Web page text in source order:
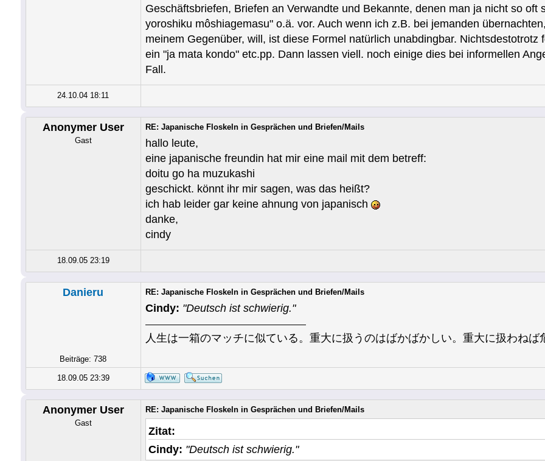
Geschäftsbriefen, Briefen an Verwandte und Bekannte, denen man ja nicht so
yoroshiku môshiagemasu" o.ä. vor. Auch wenn ich z.B. bei jemanden
meinem Gegenüber, will, ist diese Formel natürlich unabdingbar.
ein "ja mata kondo" etc.pp. Dann lassen viell. noch einige dies bei informellen
Fall.
24.10.04 18:11
Anonymer User
Gast
RE: Japanische Floskeln in Gesprächen und Briefen/Mails
hallo leute,
eine japanische freundin hat mir eine mail mit dem betreff:
doitu go ha muzukashi
geschickt. könnt ihr mir sagen, was das heißt?
ich hab leider gar keine ahnung von japanisch
danke,
cindy
18.09.05 23:19
Danieru
Beiträge: 738
RE: Japanische Floskeln in Gesprächen und Briefen/Mails
Cindy: "Deutsch ist schwierig."
人生は一箱のマッチに似ている。重大に扱うのはばかばかしい。重大に扱わねば
18.09.05 23:39
Anonymer User
Gast
RE: Japanische Floskeln in Gesprächen und Briefen/Mails
Zitat:
Cindy: "Deutsch ist schwierig."